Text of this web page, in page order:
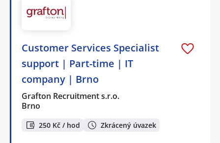
Customer Services Specialist
support | Part-time | IT
company | Brno
Grafton Recruitment s.r.o.
Brno
250 Kč / hod Zkrácený úvazek